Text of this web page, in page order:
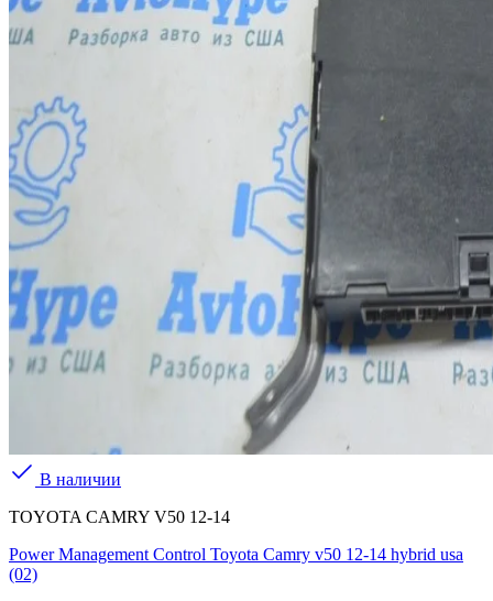
В наличии
TOYOTA CAMRY V50 12-14
Power Management Control Toyota Camry v50 12-14 hybrid usa
(02)